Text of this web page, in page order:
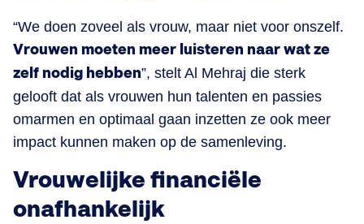
“We doen zoveel als vrouw, maar niet voor onszelf.
Vrouwen moeten meer luisteren naar wat ze
zelf nodig hebben”, stelt Al Mehraj die sterk
gelooft dat als vrouwen hun talenten en passies
omarmen en optimaal gaan inzetten ze ook meer
impact kunnen maken op de samenleving.
Vrouwelijke financiële
onafhankelijk